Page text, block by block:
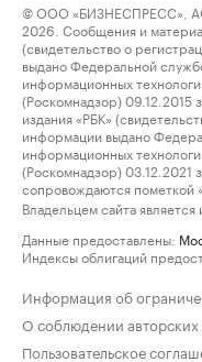
© ООО «БИЗНЕСПРЕСС»,
2026. Сообщения и
(свидетельство о
выдано Федеральной
информационных
(Роскомнадзор)
издания «РБК»
информации выдано
информационных
(Роскомнадзор)
сопровождаются пометкой
Владельцем сайта
Данные предоставлены:
Индексы облигаций
Информация об
О соблюдении авторских
Пользовательское